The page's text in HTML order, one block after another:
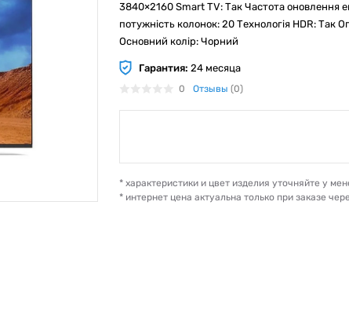
3840×2160 Smart TV: Так Частота оновлення
потужність колонок: 20 Технологія HDR: Так
Основний колір: Чорний
Гарантия: 24 месяца
0 Отзывы (0)
* характеристики и цвет изделия уточняйте у
* интернет цена актуальна только при заказе